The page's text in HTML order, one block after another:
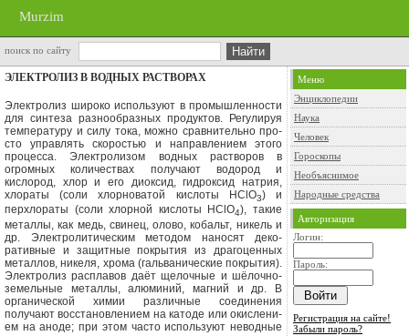
Murzim
поиск по сайту
ЭЛЕКТРОЛИЗ В ВОДНЫХ РАСТВОРАХ
Электролиз широко используют в про­мышленности
для синтеза разнообраз­ных продуктов. Регулируя
температуру и силу тока, можно сравнительно про­
сто управлять скоростью и направлени­ем этого
процесса. Электролизом вод­ных растворов в
огромных количествах получают водород и
кислород, хлор и его диоксид, гидроксид натрия,
хлора­ты (соли хлорноватой кислоты НС О3) и
перхлораты (соли хлорной кислоты НС lО4), такие
металлы, как медь, сви­нец, олово, кобальт, никель и
др. Элек­тролитическим методом наносят деко­
ративные и защитные покрытия из драгоценных
металлов, никеля, хрома (гальванические покрытия).
Электро­лиз расплавов даёт щелочные и шёлочно-
земельные металлы, алюминий, маг­ний и др. В
органической химии различные соединения
получают вос­становлением на катоде или окислени­
ем на аноде; при этом часто использу­ют неводные
Меню
Энциклопедии
Наука
Человек
Гороскопы
Необъяснимое
Народные средства
Авторизация
Логин:
Пароль:
Регистрация на сайте!
Забыли пароль?